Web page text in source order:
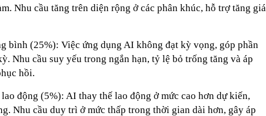
Nhu cầu tăng trên diện rộng ở các phân khúc, hỗ trợ tăng giá
bình (25%): Việc ứng dụng AI không đạt kỳ vọng, góp phần
Nhu cầu suy yếu trong ngắn hạn, tỷ lệ bỏ trống tăng và áp
hồi.
động (5%): AI thay thế lao động ở mức cao hơn dự kiến,
Nhu cầu duy trì ở mức thấp trong thời gian dài hơn, gây áp